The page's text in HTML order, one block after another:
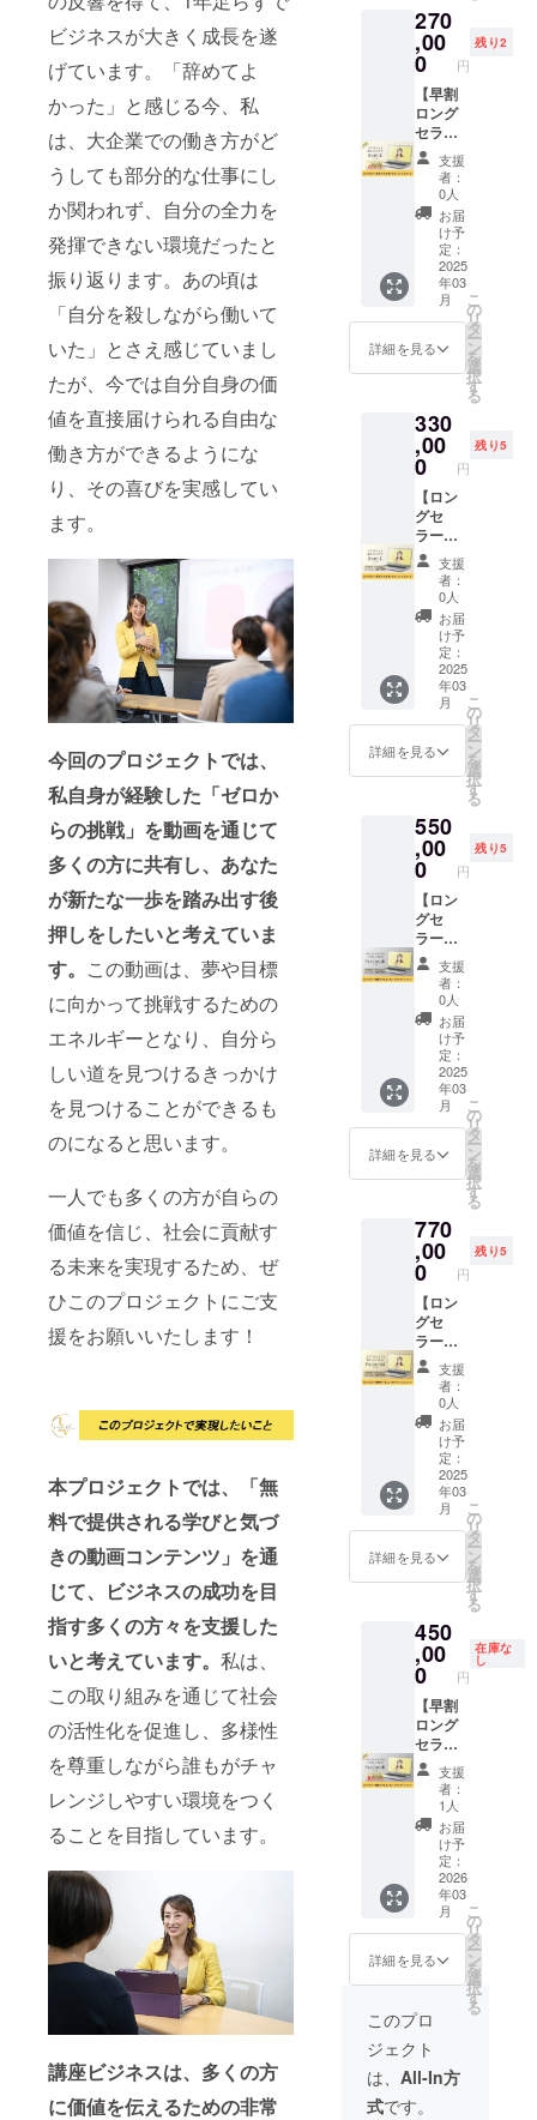
ビジネスが大きく成長を遂
げています。「辞めてよ
かった」と感じる今、私
は、大企業での働き方がど
うしても部分的な仕事にし
か関われず、自分の全力を
発揮できない環境だったと
振り返ります。あの頃は
「自分を殺しながら働いて
いた」とさえ感じていまし
たが、今では自分自身の価
値を直接届けられる自由な
働き方ができるようにな
り、その喜びを実感してい
ます。
今回のプロジェクトでは、
私自身が経験した「ゼロか
らの挑戦」を動画を通じて
多くの方に共有し、あなた
が新たな一歩を踏み出す後
押しをしたいと考えていま
す。 この動画は、夢や目標
に向かって挑戦するための
エネルギーとなり、自分ら
しい道を見つけるきっかけ
を見つけることができるも
のになると思います。
一人でも多くの方が自らの
価値を信じ、社会に貢献す
る未来を実現するため、ぜ
ひこのプロジェクトにご支
援をお願いいたします！
本プロジェクトでは、「無
料で提供される学びと気づ
きの動画コンテンツ」を通
じて、ビジネスの成功を目
指す多くの方々を支援した
いと考えています。 私は、
この取り組みを通じて社会
の活性化を促進し、多様性
を尊重しながら誰もがチャ
レンジしやすい環境をつく
ることを目指しています。
講座ビジネスは、多くの方
に価値を伝えるための非常
にてお
送りさ
せてい
ただき
ます。
(18:00-
懇親会)
実施時
間：対
面講座
90分交
流会120
分の予
定で
す。 ※
参加方
法など
の情報
はメー
ルにて
お送り
させて
いただ
での交
通費は
別途必
要にな
りま
す。
きま
す。 ※
掲載の
大きさ
は購入
者数に
よって
変動し
ます。
※掲載す
る内容
はメー
ルにて
調整さ
せてい
ただき
ます。
※ネット
ワーク
業イ
メージ
が相違
する場
合等、
お断り
させて
いただ
く場合
があり
ます。
お断り
させて
いただ
いた場
合は料
金を返
金させ
ていた
掲載期
間は
2025年
3月より
1年間で
す。
スのコ
ンセプ
ト設計
を伴走
して作
らせて
いただ
きま
す。 ・
オンラ
インで
週1回(1
時間)×4
回 ・コ
ンセプ
トから
のペル
ソナ設
計等 ビ
基礎を
伴走し
て固め
ます。
1時間×4
回の打
合せで
オンラ
インで
の打合
せで売
れるた
めのコ
ンセプ
トを一
緒に作
りま
す。 ※1
コンセ
間は1カ
月から2
カ月以
内で
す。 ※
日程は
メール
にて調
整させ
ていた
だきま
す。 ※
こちら
のサ
ポート
の有効
期限は
2025年
3月から
1年間で
270
,00
0 円
残り2
【早割
ロング
セラー
講座を
作るコ
ンサル
シンプ
ルコー
ス】 2
名限定
Levera
ge your
Value
Japan
実のロ
ングセ
ラー講
座を作
るコン
サルシ
ンプル
コース
を割引
価格で
受ける
ことが
できる
権利で
す。 通
常のリ
ターン
330,000
円より
になっ
ていま
す。 ①
先生ポ
ジショ
ンの土
台 ②コ
ンテン
ツ構築
③セー
ルス 大
きく3つ
のノウ
ハウを3
か月間
で習得
してい
きま
す。 体
ノウハ
ウから4
か月目
からは
セール
ス
フェー
ズに入
り、メ
ンバー
と相談
や相互
支援を
しなが
ら6か月
目には
講座の
収益化
を目指
走でマ
イペー
スに進
めたい
方にお
すすめ
です。
6カ月間
1カ月に
1回個別
セッ
ション
が付い
ていま
す。 ※
コース
の開始
日など
はメー
調整さ
せてい
ただき
ます。
※こちら
のコー
支援
者：
0人
お届
け予
定：
2025
年03
月
詳細を見る
こ
の
リ
タ
ー
ン
を
選
択
す
る
330
,00
0 円
残り5
【ロン
グセ
ラー講
座を作
るコン
サルシ
ンプル
コー
ス】
Levera
ge your
Value
Japan
代表の
朝見由
ラー講
座を作
るコン
サルシ
ンプル
コース
を受け
ること
ができ
る権利
です。
①先生
ポジ
ション
の土台
②コン
テンツ
構築 ③
セール
ノウハ
ウを3か
月間で
習得し
ていき
ます。
体系的
に学ん
だノウ
ハウか
ら4か月
目から
はセー
ルス
フェー
ズに入
り、メ
ンバー
と相談
しなが
ら6か月
目には
講座の
収益化
を目指
しま
す。 自
走でマ
イペー
スに進
めたい
方にお
すすめ
です。
6カ月間
1カ月に
1回個別
セッ
が付い
ていま
す。 ※
コース
の開始
日など
支援
者：
0人
お届
け予
定：
2025
年03
月
詳細を見る
こ
の
リ
タ
ー
ン
を
選
択
す
る
550
,00
0 円
残り5
【ロン
グセ
ラー講
座を作
るコン
サルス
タン
ダード
コー
ス】
Levera
ge your
Value
Japan
代表の
ングセ
ラー講
座を作
るコン
サルス
タン
ダード
コース
を受け
ること
ができ
る権利
です。
①先生
ポジ
ション
の土台
②コン
テンツ
ス 大き
く3つの
ノウハ
ウを3か
月間で
習得し
ていき
ます。
体系的
に学ん
だノウ
ハウか
ら4か月
目から
はセー
ルス
フェー
ズに入
り、メ
だけで
なく講
師と直
接メー
ルやオ
ンライ
支援
者：
0人
お届
け予
定：
2025
年03
月
詳細を見る
こ
の
リ
タ
ー
ン
を
選
択
す
る
770
,00
0 円
残り5
【ロン
グセ
ラー講
座を作
るコン
サルプ
レミア
ムコー
ス】
Levera
ge your
Value
Japan
代表の
朝見由
ラー講
座を作
るコン
サルプ
レミア
ムコー
スを受
けるこ
とがで
きる権
利で
す。 ロ
ングセ
ラー講
座を作
る講座
プレミ
アム ①
先生ポ
ンの土
台 ②コ
ンテン
ツ構築
③セー
ルス 大
支援
者：
0人
お届
け予
定：
2025
年03
月
詳細を見る
こ
の
リ
タ
ー
ン
を
選
択
す
る
450
,00
0 円
在庫な
し
【早割
ロング
セラー
講座を
作るコ
ンサル
スタン
ダード
コー
ス】 1
名限定
Levera
ge your
Value
代表の
朝見由
実のロ
ングセ
ラー講
座を作
支援
者：
1人
お届
け予
定：
2026
年03
月
詳細を見る
こ
の
リ
タ
ー
ン
を
選
択
す
る
このプロ
ジェクト
は、 All-In方
式です。